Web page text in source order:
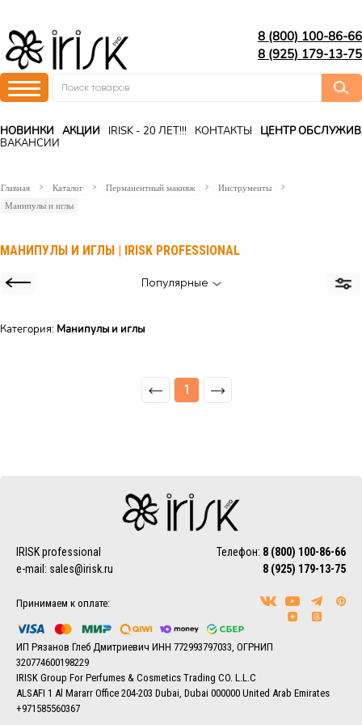
8 (800) 100-86-66
8 (925) 179-13-75
НОВИНКИ АКЦИИ IRISK - 20 ЛЕТ!!! КОНТАКТЫ
ЦЕНТР
ВАКАНСИИ
Главная Каталог Перманентный макияж
Инструменты
Манипулы и иглы
МАНИПУЛЫ И ИГЛЫ | IRISK PROFESSIONAL
Популярные
Категория: Манипулы и иглы
1
IRISK professional Телефон: 8 (800) 100-86-66
8 (925) 179-13-75
e-mail: sales@irisk.ru
Принимаем к оплате:
ИП Рязанов Глеб Дмитриевич ИНН 772993797033, ОГРНИП
320774600198229
IRISK Group For Perfumes & Cosmetics Trading CO. L.L.C
ALSAFI 1 Al Mararr Office 204-203 Dubai, Dubai 000000 United Arab Emirates
+971585560367